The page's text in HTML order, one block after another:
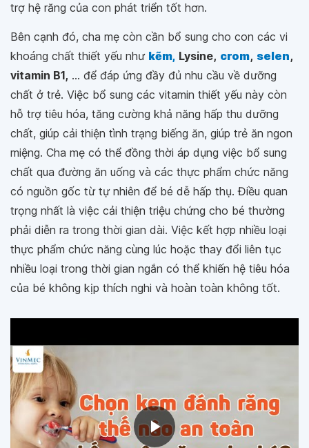
trợ hệ răng của con phát triển tốt hơn.
Bên cạnh đó, cha mẹ còn cần bổ sung cho con các vi
khoáng chất thiết yếu như kẽm, Lysine, crom, selen,
vitamin B1, ... để đáp ứng đầy đủ nhu cầu về dưỡng
chất ở trẻ. Việc bổ sung các vitamin thiết yếu này còn
hỗ trợ tiêu hóa, tăng cường khả năng hấp thu dưỡng
chất, giúp cải thiện tình trạng biếng ăn, giúp trẻ ăn ngon
miệng. Cha mẹ có thể đồng thời áp dụng việc bổ sung
chất qua đường ăn uống và các thực phẩm chức năng
có nguồn gốc từ tự nhiên để bé dễ hấp thụ. Điều quan
trọng nhất là việc cải thiện triệu chứng cho bé thường
phải diễn ra trong thời gian dài. Việc kết hợp nhiều loại
thực phẩm chức năng cùng lúc hoặc thay đổi liên tục
nhiều loại trong thời gian ngắn có thể khiến hệ tiêu hóa
của bé không kịp thích nghi và hoàn toàn không tốt.